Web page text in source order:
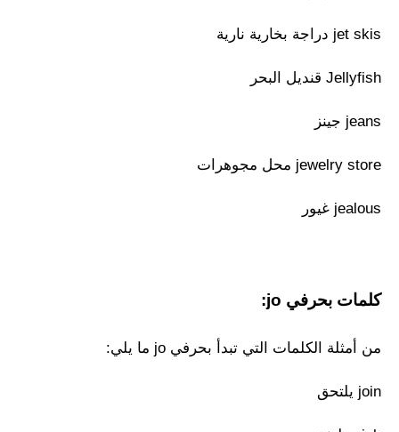
jet skis دراجة بخارية نارية
Jellyfish قنديل البحر
jeans جينز
jewelry store محل مجوهرات
jealous غيور
كلمات بحرفي jo:
من أمثلة الكلمات التي تبدأ بحرفي jo ما يلي:
join يلتحق